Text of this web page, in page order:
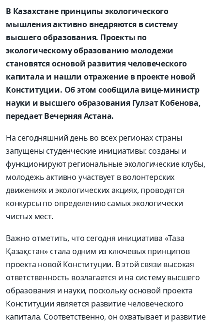
В Казахстане принципы экологического
мышления активно внедряются в систему
высшего образования. Проекты по
экологическому образованию молодежи
становятся основой развития человеческого
капитала и нашли отражение в проекте новой
Конституции. Об этом сообщила вице-министр
науки и высшего образования Гулзат Кобенова,
передает Вечерняя Астана.
На сегодняшний день во всех регионах страны
запущены студенческие инициативы: созданы и
функционируют региональные экологические клубы,
молодежь активно участвует в волонтерских
движениях и экологических акциях, проводятся
конкурсы по определению самых экологически
чистых мест.
Важно отметить, что сегодня инициатива «Таза
Қазақстан» стала одним из ключевых принципов
проекта новой Конституции. В этой связи высокая
ответственность возлагается и на систему высшего
образования и науки, поскольку основой проекта
Конституции является развитие человеческого
капитала. Соответственно, он охватывает и развитие